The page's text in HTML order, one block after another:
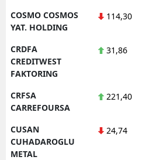
COSMO COSMOS
YAT. HOLDING
114,30
CRDFA
CREDITWEST
FAKTORING
31,86
CRFSA
CARREFOURSA
221,40
CUSAN
CUHADAROGLU
METAL
24,74